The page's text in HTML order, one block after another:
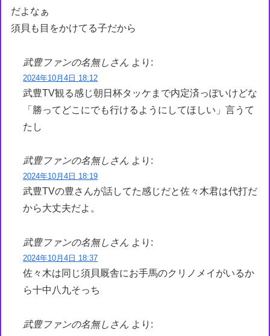
だよなぁ
須貝も目をかけてる子だから
武豊ファンの名無しさん より:
2024年10月4日 18:12
武豊TV観る感じ朝日杯タッケまで内定済っぽいけどな
「勝ってどこにでも行けるようにしてほしい」言うて
たし
武豊ファンの名無しさん より:
2024年10月4日 18:19
武豊TVの豊さんが話してた感じだと佐々木君は代打だ
から大丈夫だよ。
武豊ファンの名無しさん より:
2024年10月4日 18:37
佐々木は同じ須貝厩舎にお手馬のクリノメイがいるか
ら十中八九そっち
武豊ファンの名無しさん より: